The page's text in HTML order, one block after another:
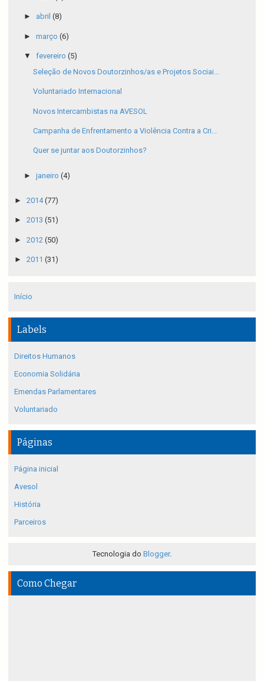
► abril (8)
► março (6)
▼ fevereiro (5)
Seleção de Novos Doutorzinhos/as e Projetos Sociai...
Voluntariado Internacional
Novos Intercambistas na AVESOL
Campanha de Enfrentamento a Violência Contra a Cri...
Quer se juntar aos Doutorzinhos?
► janeiro (4)
► 2014(77)
► 2013 (51)
► 2012 (50)
► 2011 (31)
Início
Labels
Direitos Humanos
Economia Solidária
Emendas Parlamentares
Voluntariado
Páginas
Página inicial
Avesol
História
Parceiros
Tecnologia do Blogger.
Como Chegar